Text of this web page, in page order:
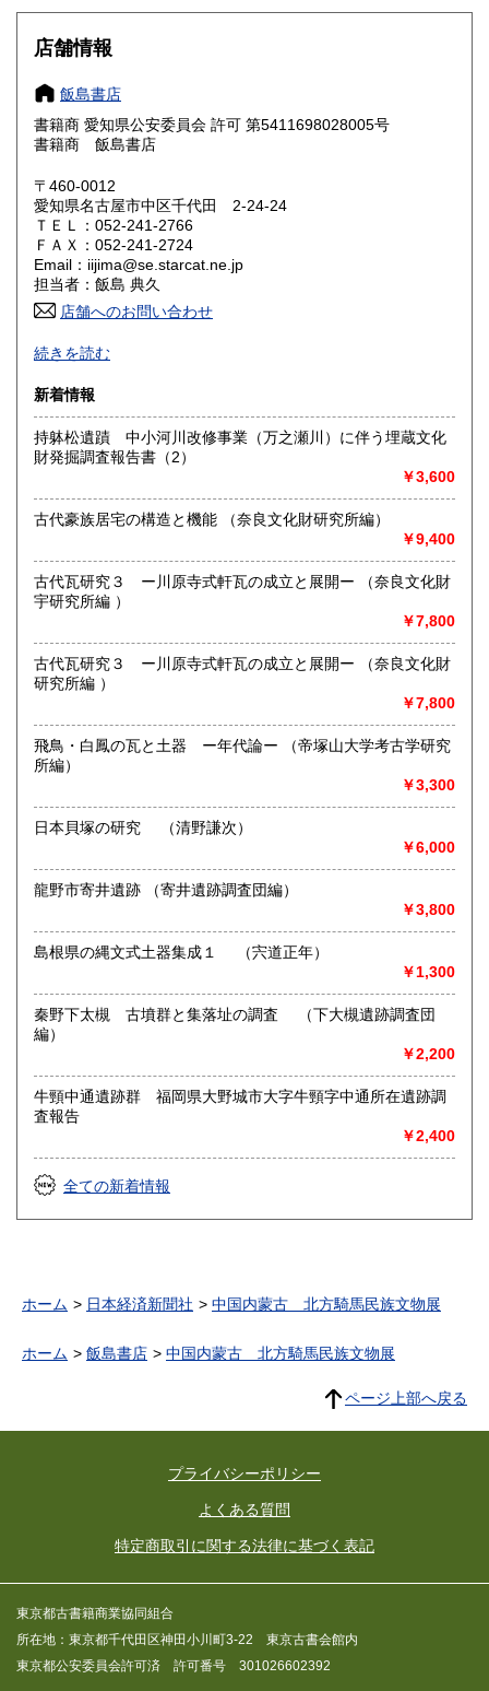
滋賀県 185円 京都府 185円
大阪府
奈良県
鳥取県
岡山県 185円 広島県
山口県 185円
香川県
佐賀県
熊本県 185円 大分県 185円
185円
沖縄県 185円
店舗情報
飯島書店
書籍商 愛知県公安委員会 許可 第5411698028005号
書籍商 飯島書店
〒460-0012
愛知県名古屋市中区千代田 2-24-24
ＴＥＬ：052-241-2766
ＦＡＸ：052-241-2724
Email：iijima@se.starcat.ne.jp
担当者：飯島 典久
店舗へのお問い合わせ
和本、幅、未装短冊、初版本、美術工芸、書道、宗教、思
想、日本史、伝記、文学、地方史、城、国宝重文修理報告
書、考古学を得意としています。大正１２年創業。
沿線名：-
最寄駅：大池町バス停前 地下鉄上前津又は鶴舞
営業時間：10.00〜18.00
書籍の買取について
-
取り扱い分野
続きを読む
新着情報
持躰松遺蹟 中小河川改修事業（万之瀬川）に伴う埋蔵文化
財発掘調査報告書（2）
￥3,600
古代豪族居宅の構造と機能 （奈良文化財研究所編）
￥9,400
古代瓦研究３ ー川原寺式軒瓦の成立と展開ー （奈良文化財
宇研究所編 ）
￥7,800
古代瓦研究３ ー川原寺式軒瓦の成立と展開ー （奈良文化財
研究所編 ）
￥7,800
飛鳥・白鳳の瓦と土器 ー年代論ー （帝塚山大学考古学研究
所編）
￥3,300
日本貝塚の研究 （清野謙次）
￥6,000
龍野市寄井遺跡 （寄井遺跡調査団編）
￥3,800
島根県の縄文式土器集成１ （宍道正年）
￥1,300
秦野下太槻 古墳群と集落址の調査 （下大槻遺跡調査団
編）
￥2,200
牛頸中通遺跡群 福岡県大野城市大字牛頸字中通所在遺跡調
査報告
￥2,400
全ての新着情報
ホーム 日本経済新聞社 中国内蒙古 北方騎馬民族文物展
ホーム 飯島書店 中国内蒙古 北方騎馬民族文物展
ページ上部へ戻る
プライバシーポリシー
よくある質問
特定商取引に関する法律に基づく表記
東京都古書籍商業協同組合
所在地：東京都千代田区神田小川町3-22 東京古書会館内
東京都公安委員会許可済 許可番号 301026602392